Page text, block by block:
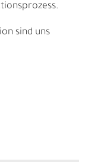
sind uns